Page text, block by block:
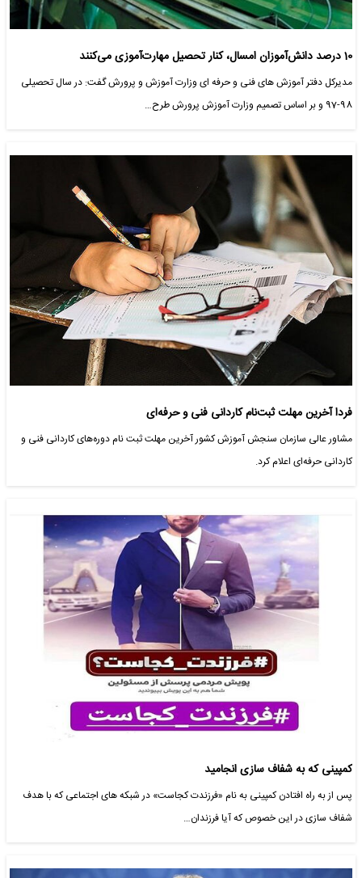
10 درصد دانش‌آموزان امسال، کنار تحصیل مهارت‌آموزی می‌کنند
مدیرکل دفتر آموزش های فنی و حرفه ای وزارت آموزش و پرورش گفت: در سال تحصیلی
98-97 و بر اساس تصمیم وزارت آموزش پرورش طرح…
فردا آخرین مهلت ثبت‌نام کاردانی فنی و حرفه‌ای
مشاور عالی سازمان سنجش آموزش کشور آخرین مهلت ثبت نام دوره‌های کاردانی فنی و
کاردانی حرفه‌ای اعلام کرد.
کمپینی که به شفاف سازی انجامید
پس از به راه افتادن کمپینی به نام «فرزندت کجاست» در شبکه های اجتماعی که با هدف
شفاف سازی در این خصوص که آیا فرزندان…